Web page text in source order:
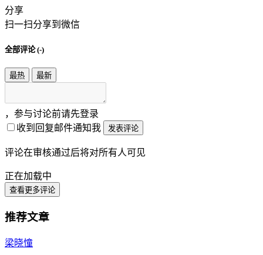
分享
扫一扫分享到微信
全部评论 (-)
最热 最新
，参与讨论前请先登录
收到回复邮件通知我
发表评论
评论在审核通过后将对所有人可见
正在加载中
查看更多评论
推荐文章
梁晓憧